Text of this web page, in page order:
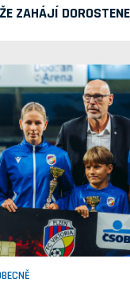
ZAHÁJÍ